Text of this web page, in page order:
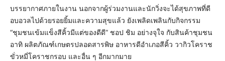
บรรยากาศภายในงาน นอกจากผู้ร่วมงานและนักวิ่งจะได้สุขภาพที่ดี
อบอวลไปด้วยรอยยิ้มและความสุขแล้ว ยังเพลิดเพลินกับกิจกรรม
“ชุมชนเข้มแข็งสีคิ้วมีแต่ของดีดี” ชอป ชิม อย่างจุใจ กับสินค้าชุมชน
อาทิ ผลิตภัณฑ์เกษตรปลอดสารพิษ อาหารดีอำเภอสีคิ้ว วากิวโคราช
ขั่วหมี่โคราชกรอบ และอื่น ๆ อีกมากมาย